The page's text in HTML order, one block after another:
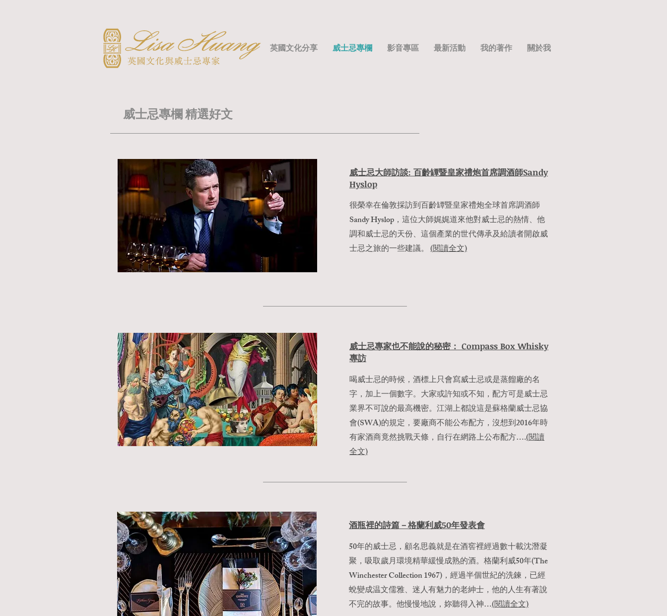
英國文化分享 威士忌專欄 影音專區 最新活動 我的著作 關於我
威士忌專欄 精選好文
​威士忌大師訪談: 百齡罈暨皇家禮炮首席調酒師Sandy
Hyslop
很榮幸在倫敦採訪到百齡罈暨皇家禮炮全球首席調酒師
Sandy Hyslop，這位大師娓娓道來他對威士忌的熱情、他
調和威士忌的天份、這個產業的世代傳承及給讀者開啟威
士忌之旅的一些建議。 (閱讀全文)
威士忌專家也不能說的秘密： Compass Box Whisky
專訪
喝威士忌的時候，酒標上只會寫威士忌或是蒸餾廠的名
字，加上一個數字。大家或許知或不知，配方可是威士忌
業界不可說的最高機密。江湖上都說這是蘇格蘭威士忌協
會(SWA)的規定，要廠商不能公布配方，沒想到2016年時
有家酒商竟然挑戰天條，自行在網路上公布配方….(閱讀
全文)
酒瓶裡的詩篇－格蘭利威50年發表會
50年的威士忌，顧名思義就是在酒窖裡經過數十載沈潛凝
聚，吸取歲月環境精華緩慢成熟的酒。格蘭利威50年(The
Winchester Collection 1967)，經過半個世紀的洗鍊，已經
蛻變成温文儒雅、迷人有魅力的老紳士，他的人生有著說
不完的故事。他慢慢地說，妳聽得入神…(閱讀全文)